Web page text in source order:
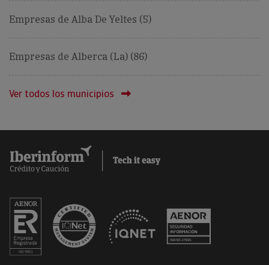
Empresas de Alba De Yeltes (5)
Empresas de Alberca (La) (86)
Ver todos los municipios